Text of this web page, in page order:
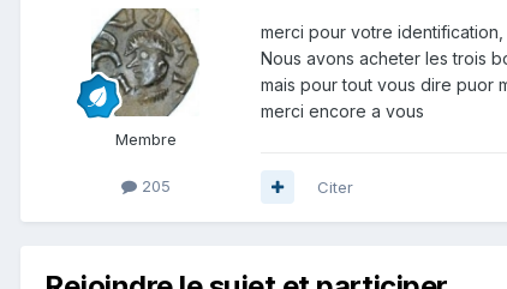
Membre
205
merci pour votre
Nous avons acheter les trois
mais pour tout vous dire puor
merci encore a vous
Citer